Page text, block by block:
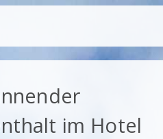
im Hotel